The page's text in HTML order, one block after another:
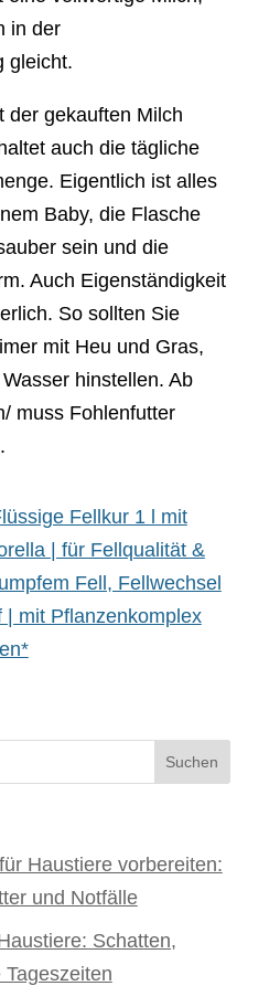
in der
gleicht.
der gekauften Milch
auch die tägliche
Eigentlich ist alles
Baby, die Flasche
sein und die
Auch Eigenständigkeit
So sollten Sie
mit Heu und Gras,
hinstellen. Ab
muss Fohlenfutter
Fellkur 1 l mit
| für Fellqualität &
Fell, Fellwechsel
| mit Pflanzenkomplex
Haustiere vorbereiten:
und Notfälle
Schatten,